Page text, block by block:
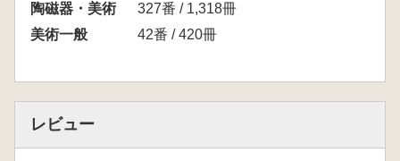
陶磁器・美術
327番 / 1,318冊
美術一般
42番 / 420冊
レビュー